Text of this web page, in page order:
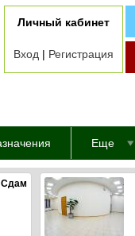
Личный кабинет
Вход | Регистрация
Еще
Сдам